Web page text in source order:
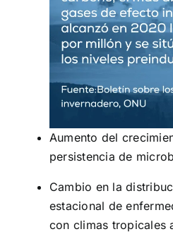
Aumento del
persistencia de
Cambio en la
estacional de
con climas tropicales